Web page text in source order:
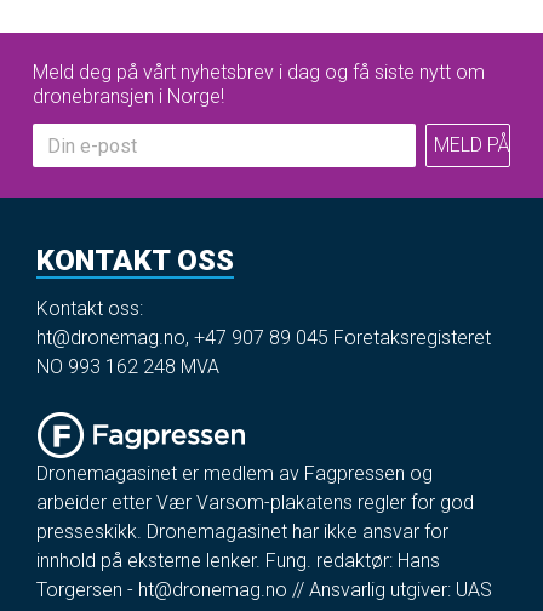
Meld deg på vårt nyhetsbrev i dag og få siste nytt om
dronebransjen i Norge!
KONTAKT OSS
Kontakt oss:
ht@dronemag.no, +47 907 89 045 Foretaksregisteret
NO 993 162 248 MVA
Dronemagasinet er medlem av Fagpressen og
arbeider etter Vær Varsom-plakatens regler for god
presseskikk. Dronemagasinet har ikke ansvar for
innhold på eksterne lenker. Fung. redaktør: Hans
Torgersen - ht@dronemag.no // Ansvarlig utgiver: UAS